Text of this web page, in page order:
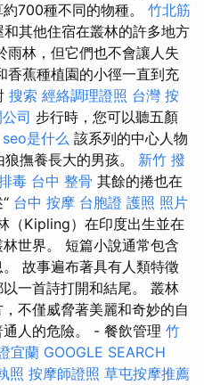
700種不同的物種。 竹北筋
和其他住宿在叢林的許多地方
雨林，但它們也不會讓人失
香蕉種植園的小徑一直到充
搜索 經絡調理證照 台灣 按
司 步行時，您可以聽五顏
seo是什么 該系列的中心人物
撫養長大的男孩。 新竹 撥
毒 台中 整骨 其餘的捲也在
台中 按摩 台胞證 護照 照片
（Kipling）在印度出生並在
世界。 短篇小說通常包含
故事遍布著具有人類特徵
一首詩打開和結尾。 叢林
不僅威脅著美麗和奇妙的自
人的危險。 - 餐飲管理 竹
宜蘭 GOOGLE SEARCH
照 按摩師證照 草屯按摩推薦